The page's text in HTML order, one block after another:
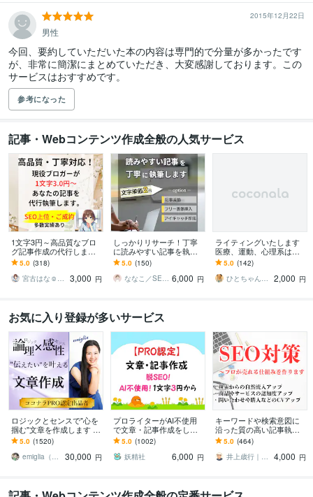
2015年12月22日
男性
今回、要約していただいた本の内容は専門的で分量が多かったです
が、非常に簡潔にまとめていただき、大変感謝しております。この
参考になった
記事・Webコンテンツ作成全般の人気サービス
1文字3円～高品質なブロ
グ記事作成の代行します
現役ブロガーがあなたの
「書いてほしい」記事を
作成
5.0 (318)
宮古はな☺︎ブロガーでライター
3,000 円
しっかりリサーチ！丁寧
に読みやすい記事を執筆
します 【SEO】と【読み
やすさ】にこだわった記
事に仕上げます
5.0 (150)
ななこ／SEOライター 6,000 円
ライティングいたします
医療、運動、心理系は強
いです。なんでもご相談
ください。
5.0 (142)
ひとちゃん先生 心と身体のサポーター
2,000 円
お気に入り登録が多いサービス
ロジックとセンスで"心を
掴む"文章を作成します あ
なたの「実現したい未
来」を叶えるための渾身
のライティング
5.0 (1520)
emiglia（エミリア）
30,000 円
プロライターがAI不使用
で文章・記事作成をしま
す ホームページ、アフィ
リエイト、ゲーム記事な
ども楽しく執筆中！
5.0 (1002)
妖精社
6,000 円
キーワードや検索意図に
沿った質の高い記事執筆
します ランキング1位獲得
済ライター、出版賞受賞
ライターが心をこめて
5.0 (464)
井上歳行｜SEO対策×Webライティング
4,000 円